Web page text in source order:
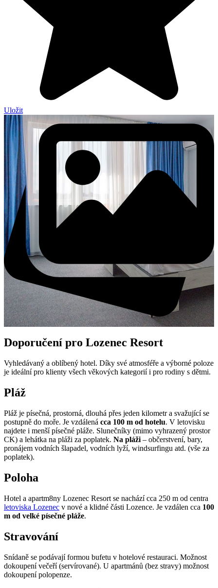
Uložit
Doporučení pro Lozenec Resort
Vyhledávaný a oblíbený hotel. Díky své atmosféře a výborné poloze
je ideální pro klienty všech věkových kategorií i pro rodiny s dětmi.
Pláž
Pláž je písečná, prostorná, dlouhá přes jeden kilometr a svažující se
postupně do moře. Je vzdálená cca 100 m od hotelu. V letovisku
najdete i menší písečné pláže. Slunečníky (mimo vyhrazený prostor
CK) a lehátka na pláži za poplatek. Na pláži – občerstvení, bary,
pronájem vodních šlapadel, vodních lyží, windsurfingu atd. (vše za
poplatek).
Poloha
Hotel a apartm8ny Lozenec Resort se nachází cca 250 m od centra
letoviska Lozenec v nové a klidné části Lozence. Je vzdálen cca 100
m od velké písečné pláže.
Stravování
Snídaně se podávají formou bufetu v hotelové restauraci. Možnost
dokoupení večeří (servírované). U apartmánů (bez stravy) možnost
dokoupení polopenze.